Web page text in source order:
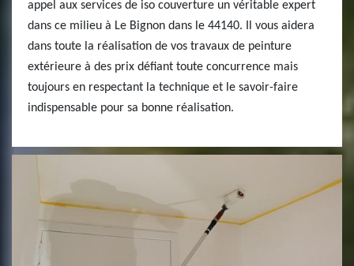
appel aux services de iso couverture un véritable expert
dans ce milieu à Le Bignon dans le 44140. Il vous aidera
dans toute la réalisation de vos travaux de peinture
extérieure à des prix défiant toute concurrence mais
toujours en respectant la technique et le savoir-faire
indispensable pour sa bonne réalisation.